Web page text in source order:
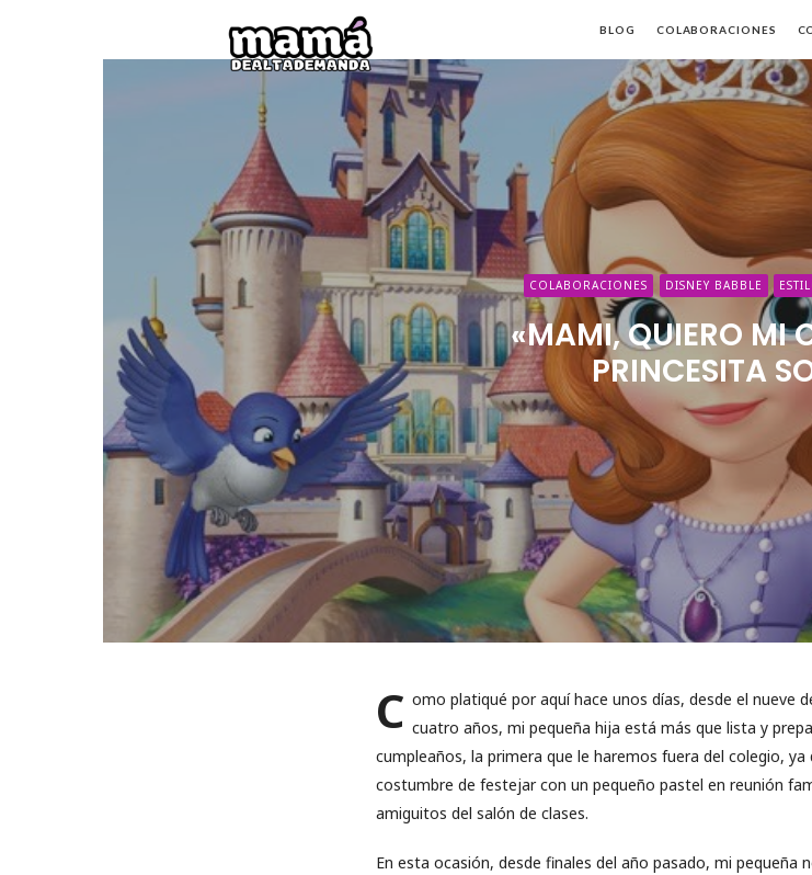
de
Alta
Demanda
BLOG COLABORACIONES
COLABORACIONES DISNEY BABBLE
«MAMI, QUIERO MI
PRINCESITA
C omo platiqué por aquí hace unos días, desde el nueve
cuatro años, mi pequeña hija está más que lista y
cumpleaños, la primera que le haremos fuera del colegio,
costumbre de festejar con un pequeño pastel en reunión
amiguitos del salón de clases.
En esta ocasión, desde finales del año pasado, mi pequeña